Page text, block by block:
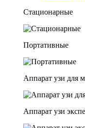
Стационарные
Портативные
Аппарат узи для
Аппарат узи